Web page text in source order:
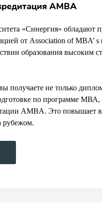
AMBA
«Синергия» обладают
от Association of
образования высоким
получаете не только
по программе МВА,
AMBA. Это повышает
рубежом.